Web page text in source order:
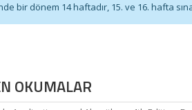
bir dönem 14 haftadır, 15. ve 16. hafta
OKUMALAR